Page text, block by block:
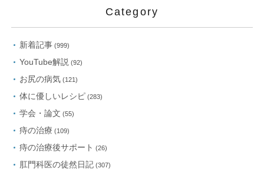
Category
新着記事(999)
YouTube解説 (92)
お尻の病気(121)
体に優しいレシピ(283)
学会・論文 (55)
痔の治療 (109)
痔の治療後サポート (26)
肛門科医の徒然日記(307)